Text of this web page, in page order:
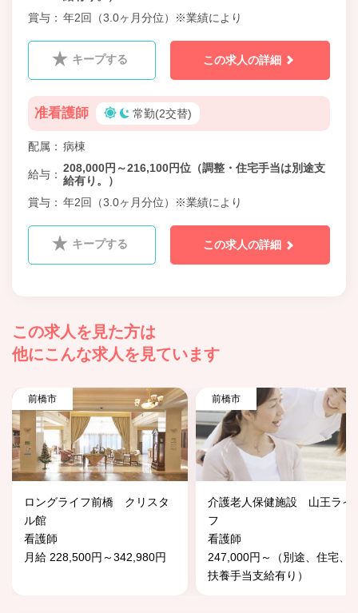
賞与
年2回（3.0ヶ月分位）※業績により
キープする この求人の詳細
准看護師 常勤(2交替)
配属 病棟
給与
208,000円～216,100円位（調整・住宅手当は別途支
給有り。）
賞与
年2回（3.0ヶ月分位）※業績により
キープする この求人の詳細
この求人を見た方は
他にこんな求人を見ています
前橋市
ロングライフ前橋 クリスタ
ル館
看護師
月給 228,500円～342,980円
前橋市
介護老人保健施設 山王ライ
フ
看護師
247,000円～（別途、住宅、
扶養手当支給有り）